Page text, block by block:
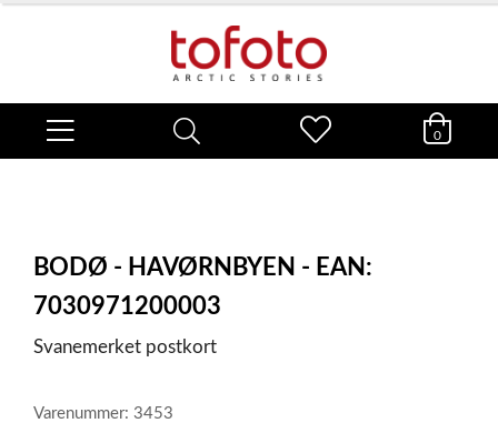
0
BODØ - HAVØRNBYEN - EAN:
7030971200003
Svanemerket postkort
Varenummer: 3453